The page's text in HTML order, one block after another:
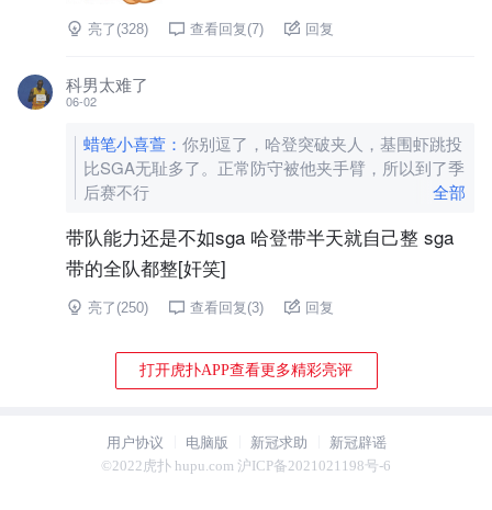
亮了(328) 查看回复(7) 回复
科男太难了
06-02
蜡笔小喜萱 ： 你别逗了，哈登突破夹人，基围虾跳投
比SGA无耻多了。正常防守被他夹手臂，所以到了季
后赛不行
全部
带队能力还是不如sga 哈登带半天就自己整 sga
带的全队都整[奸笑]
亮了(250) 查看回复(3) 回复
打开虎扑APP查看更多精彩亮评
用户协议 电脑版 新冠求助
新冠辟谣
©2022虎扑 hupu.com 沪ICP备2021021198号-6